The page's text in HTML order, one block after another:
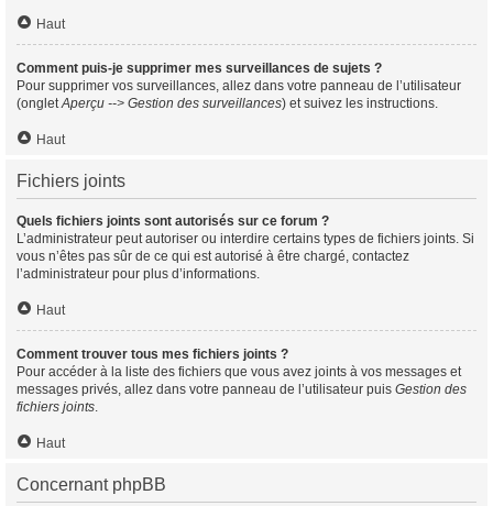
Haut
Comment puis-je supprimer mes surveillances de sujets ?
Pour supprimer vos surveillances, allez dans votre panneau de l’utilisateur
(ongletAperçu --> Gestion des surveillances) et suivez les instructions.
Haut
Fichiers joints
Quels fichiers joints sont autorisés sur ce forum ?
L’administrateur peut autoriser ou interdire certains types de fichiers joints. Si
vous n’êtes pas sûr de ce qui est autorisé à être chargé, contactez
l’administrateur pour plus d’informations.
Haut
Comment trouver tous mes fichiers joints ?
Pour accéder à la liste des fichiers que vous avez joints à vos messages et
messages privés, allez dans votre panneau de l’utilisateur puis Gestion des
fichiers joints.
Haut
Concernant phpBB